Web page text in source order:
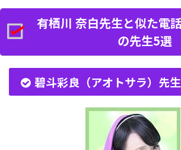
有栖川 奈白先生と似た電
の先生5選
碧斗彩良（アオトサラ）先生